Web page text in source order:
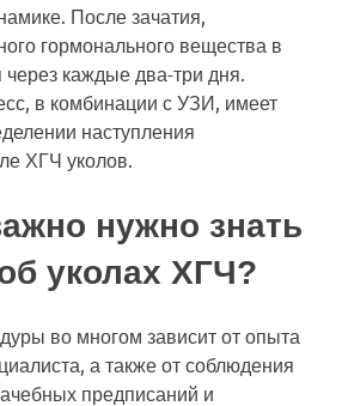
После зачатия,
гормонального вещества в
через каждые два-три дня.
в комбинации с УЗИ, имеет
наступления
ХГЧ уколов.
нужно знать
уколах ХГЧ?
во многом зависит от опыта
а также от соблюдения
предписаний и